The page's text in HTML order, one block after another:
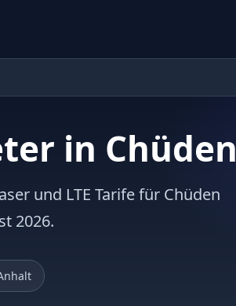
in Chüden
und LTE Tarife für Chüden
2026.